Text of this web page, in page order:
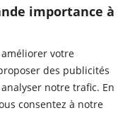
importance à
votre
des publicités
notre trafic. En
consentez à notre
de l’épaississement et